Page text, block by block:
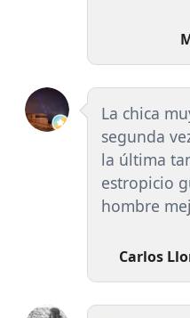
La chica
segunda
la última
estropicio
hombre
Carlos